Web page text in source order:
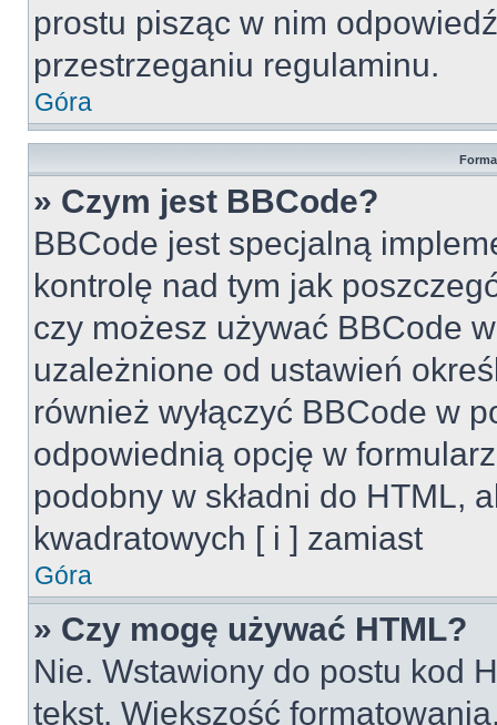
prostu pisząc w nim
przestrzeganiu regulaminu.
Góra
» Czym jest BBCode?
BBCode jest specjalną
kontrolę nad tym jak
czy możesz używać BBCode
uzależnione od ustawień
również wyłączyć BBCode w
odpowiednią opcję w
podobny w składni do HTML,
kwadratowych [ i ] zamiast
Góra
» Czy mogę używać HTML?
Nie. Wstawiony do postu kod
tekst. Większość